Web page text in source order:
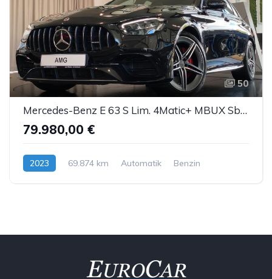
50
Mercedes-Benz E 63 S Lim. 4Matic+ MBUX Sbel Pano Burmester DTR
79.980,00 €
2023 69.874 km Automatik Benzin